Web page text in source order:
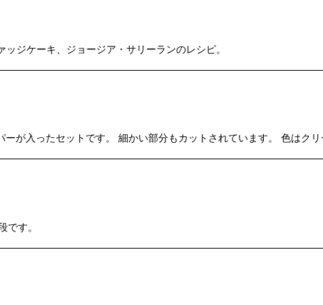
ジケーキ、ジョージア・サリーランのレシピ。
が入ったセットです。 細かい部分もカットされています。 色はクリ
す。